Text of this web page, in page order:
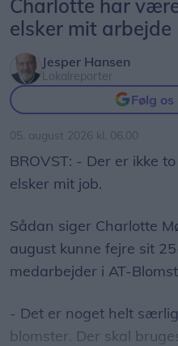
Charlotte har
elsker mit arbejde
Jesper Hansen
Lokalreporter
Følg
05. august 2026 kl. 06.00
BROVST: - Der er ikke
elsker mit job.
Sådan siger Charlotte
august kunne fejre sit
medarbejder i AT-
- Det er noget helt
blomster. Der skal